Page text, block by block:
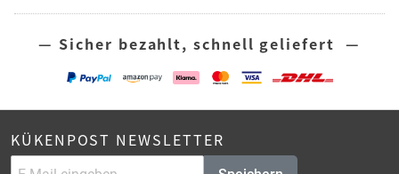
— Sicher bezahlt, schnell geliefert —
KÜKENPOST NEWSLETTER